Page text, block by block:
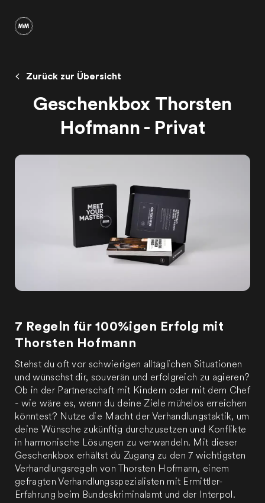
Zurück zur Übersicht
Geschenkbox Thorsten
Hofmann - Privat
7 Regeln für 100%igen Erfolg mit
Thorsten Hofmann
Stehst du oft vor schwierigen alltäglichen Situationen
und wünschst dir, souverän und erfolgreich zu agieren?
Ob in der Partnerschaft mit Kindern oder mit dem Chef
- wie wäre es, wenn du deine Ziele mühelos erreichen
könntest? Nutze die Macht der Verhandlungstaktik, um
deine Wünsche zukünftig durchzusetzen und Konflikte
in harmonische Lösungen zu verwandeln. Mit dieser
Geschenkbox erhältst du Zugang zu den 7 wichtigsten
Verhandlungsregeln von Thorsten Hofmann, einem
gefragten Verhandlungsspezialisten mit Ermittler-
Erfahrung beim Bundeskriminalamt und der Interpol.